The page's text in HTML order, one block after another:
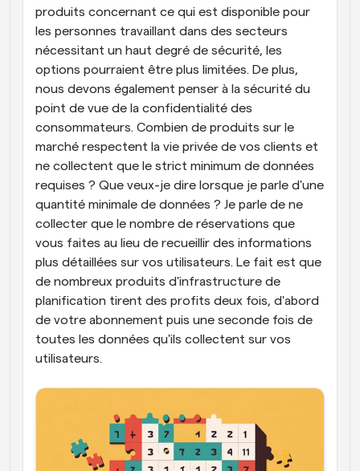
produits concernant ce qui est disponible pour
les personnes travaillant dans des secteurs
nécessitant un haut degré de sécurité, les
options pourraient être plus limitées. De plus,
nous devons également penser à la sécurité du
point de vue de la confidentialité des
consommateurs. Combien de produits sur le
marché respectent la vie privée de vos clients et
ne collectent que le strict minimum de données
requises ? Que veux-je dire lorsque je parle d'une
quantité minimale de données ? Je parle de ne
collecter que le nombre de réservations que
vous faites au lieu de recueillir des informations
plus détaillées sur vos utilisateurs. Le fait est que
de nombreux produits d'infrastructure de
planification tirent des profits deux fois, d'abord
de votre abonnement puis une seconde fois de
toutes les données qu'ils collectent sur vos
utilisateurs.